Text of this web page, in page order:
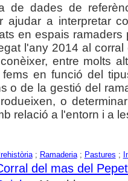
de dades de
ajudar a interpretar
en espais
l'any 2014 al
entre molts
en funció del
o de la gestió del
o
relació a l'entorn i a
; Ramaderia; Pastures ;
del mas del